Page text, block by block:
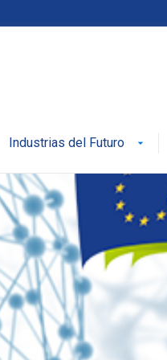
Industrias del Futuro